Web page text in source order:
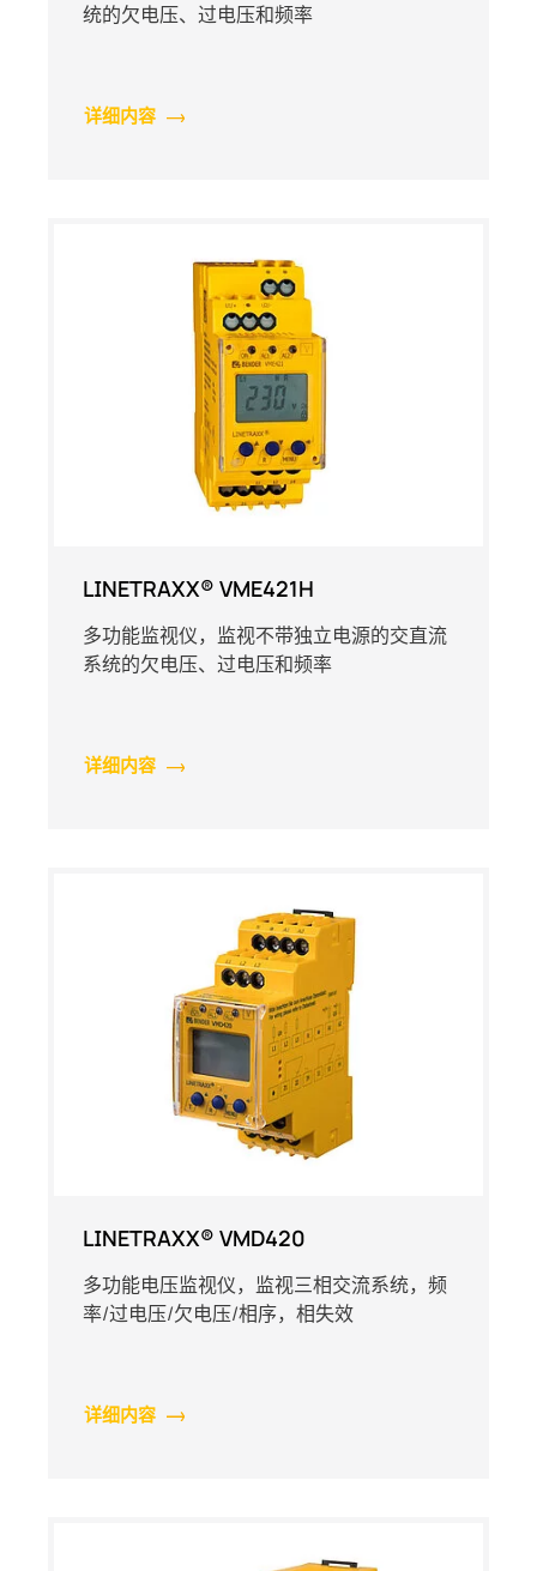
统的欠电压、过电压和频率
详细内容
LINETRAXX® VME421H
多功能监视仪，监视不带独立电源的交直流
系统的欠电压、过电压和频率
详细内容
LINETRAXX® VMD420
多功能电压监视仪，监视三相交流系统，频
率/过电压/欠电压/相序，相失效
详细内容